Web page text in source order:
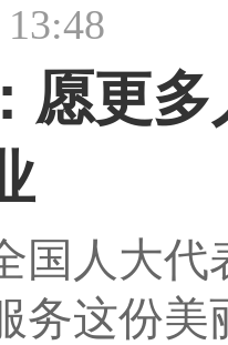
愿更
国人大
务这份